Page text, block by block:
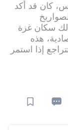
كان قد أكد
سكان غزة
هذه
إذا استمر